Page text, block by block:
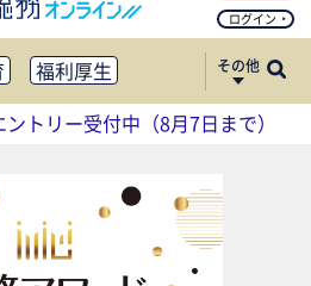
ログイン
福利厚生
ション活性化
・SDGs
その他
トリー受付中（8月7日まで）